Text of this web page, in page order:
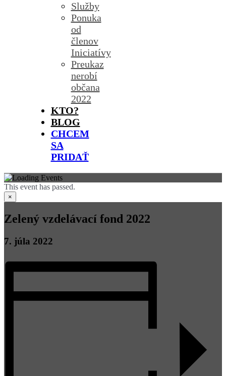
Služby
Ponuka
od
členov
Iniciatívy
Preukaz
nerobí
občana
2022
KTO?
BLOG
CHCEM
SA
PRIDAŤ
This event has passed.
×
Zelený vzdelávací fond 2022
7. júla 2022